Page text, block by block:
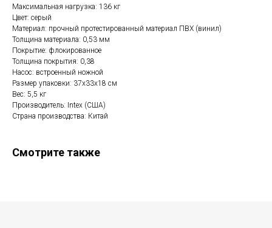
Максимальная нагрузка: 136 кг
Цвет: серый
Материал: прочный протестированный материал ПВХ (винил)
Толщина материала: 0,53 мм
Покрытие: флокированное
Толщина покрытия: 0,38
Насос: встроенный ножной
Размер упаковки: 37х33х18 см
Вес: 5,5 кг
Производитель: Intex (США)
Страна производства: Китай
Смотрите также